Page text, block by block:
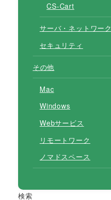
CS-Cart
サーバ・ネットワーク
セキュリティ
その他
Mac
Windows
Webサービス
リモートワーク
ノマドスペース
検索